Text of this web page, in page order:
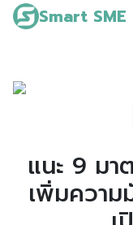
Smart SME
แนะ 9 มา
เพิ่มควา